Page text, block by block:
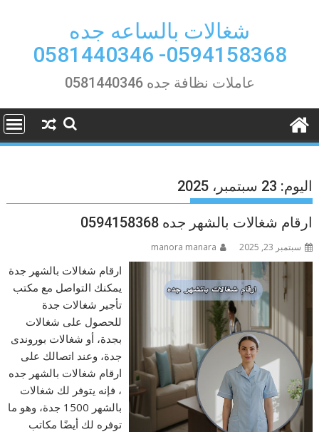
شغالات بالساعه جده
0594158368- 0581440346
عاملات نظافة جده 0581440346
اليوم: 23 سبتمبر، 2025
ارقام شغالات بالشهر جده 0594158368
سبتمبر 23, 2025 manora manara
ارقام شغالات بالشهر جدة
يمكنك التواصل مع مكتب
تأجير شغالات جدة
للحصول على شغالات
بجدة، أو شغالات بوروندى
جدة، وعند اتصالك على
ارقام شغالات بالشهر جده
، فإنه يتوفر لك شغالات
بالشهر 1500 جدة، وهو ما
توفره لك أيضًا مكاتب